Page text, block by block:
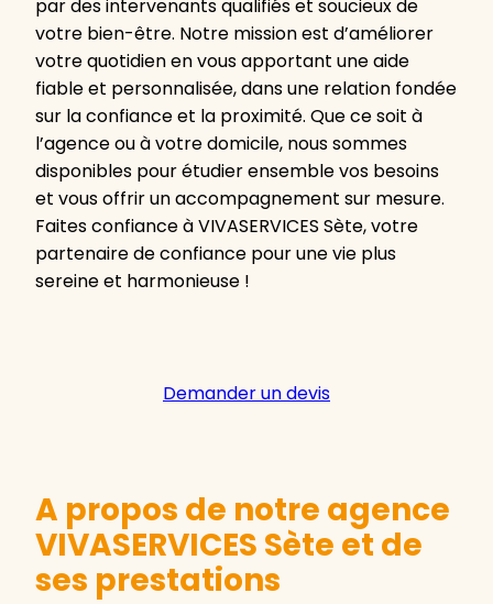
par des intervenants qualifiés et soucieux de
votre bien-être. Notre mission est d’améliorer
votre quotidien en vous apportant une aide
fiable et personnalisée, dans une relation fondée
sur la confiance et la proximité. Que ce soit à
l’agence ou à votre domicile, nous sommes
disponibles pour étudier ensemble vos besoins
et vous offrir un accompagnement sur mesure.
Faites confiance à VIVASERVICES Sète, votre
partenaire de confiance pour une vie plus
sereine et harmonieuse !
Demander un devis
A propos de notre agence
VIVASERVICES Sète et de
ses prestations